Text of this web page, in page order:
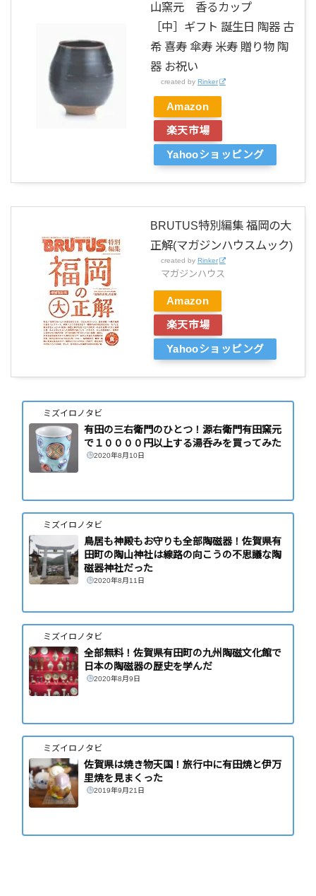
山窯元 香るカップ
［中］ギフト 誕生日 陶器 古
希 喜寿 傘寿 米寿 贈り物 陶
器 お祝い
created by Rinker
Amazon
楽天市場
Yahooショッピング
BRUTUS特別編集 福岡の大
正解(マガジンハウスムック)
created by Rinker
マガジンハウス
Amazon
楽天市場
Yahooショッピング
ミズイロノタビ
有田の三右衛門のひとつ！源右衛門有田窯元
で１００００円以上する湯呑みを買ってみた
2020年8月10日
ミズイロノタビ
鳥居も神殿もお守りも全部陶磁器！佐賀県有
田町の陶山神社は線路の向こうの不思議な陶
磁器神社だった
2020年8月11日
ミズイロノタビ
全部無料！佐賀県有田町の九州陶磁文化館で
日本の陶磁器の歴史を学んだ
2020年8月9日
ミズイロノタビ
佐賀県は焼き物天国！旅行中に有田焼と伊万
里焼を見まくった
2019年9月21日